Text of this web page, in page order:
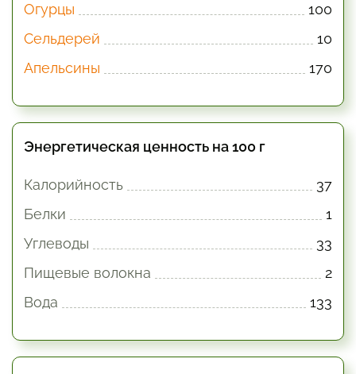
Огурцы
100
Сельдерей
10
Апельсины
170
Энергетическая ценность на 100 г
Калорийность
37
Белки
1
Углеводы
33
Пищевые волокна
2
Вода
133